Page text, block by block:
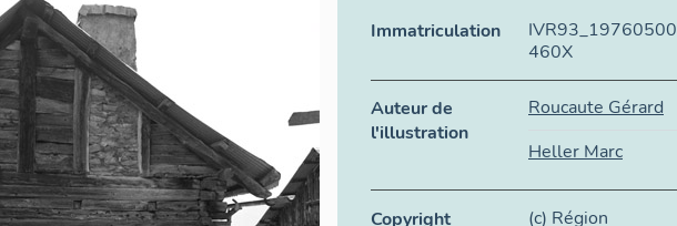
Immatriculation
IVR93_19760500
460X
Auteur de
l'illustration
Roucaute Gérard
Heller Marc
Copyright
(c) Région